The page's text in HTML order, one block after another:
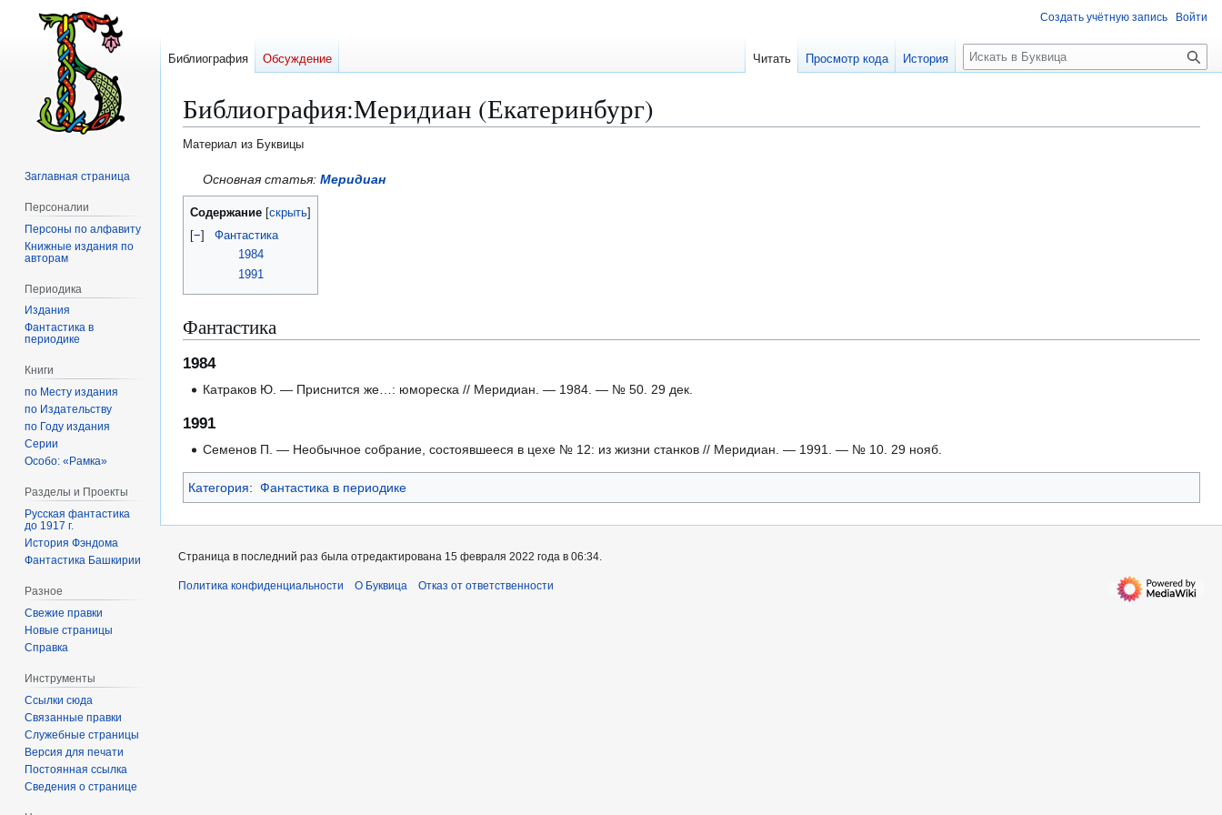
Библиография:Меридиан (Екатеринбург)
Материал из Буквицы
Перейти
к
навигации
Перейти
к
поиску
Основная статья:Меридиан
Содержание
[−]
Фантастика
1984
1991
Фантастика
1984
Катраков Ю. — Приснится же…: юмореска // Меридиан. — 1984. — № 50. 29 дек.
1991
Семенов П. — Необычное собрание, состоявшееся в цехе № 12: из жизни станков // Меридиан. — 1991. — № 10. 29 нояб.
Категория: Фантастика в периодике
Создать учётную запись Войти
Библиография Обсуждение Читать Просмотр кода История
П
о
к
Заглавная страница
Персоналии
Персоны по алфавиту
Книжные издания по
авторам
Периодика
Издания
Фантастика в
периодике
Книги
по Месту издания
по Издательству
по Году издания
Серии
Особо: «Рамка»
Разделы и Проекты
Русская фантастика
до 1917 г.
История Фэндома
Фантастика Башкирии
Разное
Свежие правки
Новые страницы
Справка
Инструменты
Ссылки сюда
Связанные правки
Служебные страницы
Версия для печати
Постоянная ссылка
Сведения о странице
Страница в последний раз была отредактирована 15 февраля 2022 года в 06:34.
Политика конфиденциальности О Буквица Отказ от ответственности